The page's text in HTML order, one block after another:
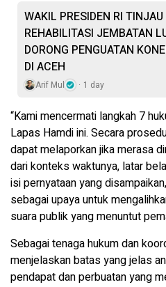
WAKIL PRESIDEN RI
REHABILITASI JEMBATAN
DORONG PENGUATAN
DI ACEH
Arif Mul 1 day
“Kami mencermati langkah 7
Lapas Hamdi ini. Secara
dapat melaporkan jika merasa
dari konteks waktunya, latar
isi pernyataan yang
sebagai upaya untuk
suara publik yang menuntut
Sebagai tenaga hukum dan
menjelaskan batas yang jelas
pendapat dan perbuatan yang